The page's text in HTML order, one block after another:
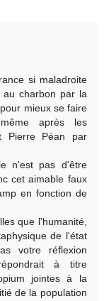
si maladroite
au charbon par la
mieux se faire
après les
Pierre Péan par
n'est pas d'être
cet aimable faux
en fonction de
que l'humanité,
de l'état
votre réflexion
à titre
jointes à la
de la population